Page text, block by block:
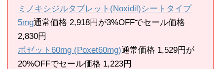
ミノキシジルタブレット(Noxidil)シートタイプ
5mg通常価格 2,918円が3%OFFでセール価格
2,830円
ポゼット60mg (Poxet60mg)通常価格 1,529円が
20%OFFでセール価格 1,223円